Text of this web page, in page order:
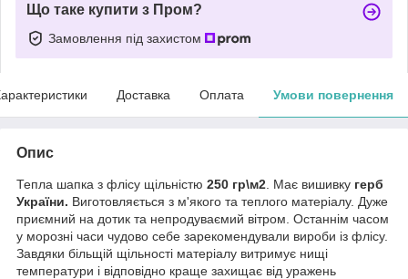
Що таке купити з Пром?
Замовлення під захистом
Доставка Оплата Умови повернення
Опис
Тепла шапка з флісу щільністю 250 гр\м2 . Має вишивку герб
України. Виготовляється з м'якого та теплого матеріалу. Дуже
приємний на дотик та непродуваємий вітром. Останнім часом
у морозні часи чудово себе зарекомендували вироби із флісу.
Завдяки більщій щільності матеріалу витримує нищі
температури і відповідно краще захищає від уражень